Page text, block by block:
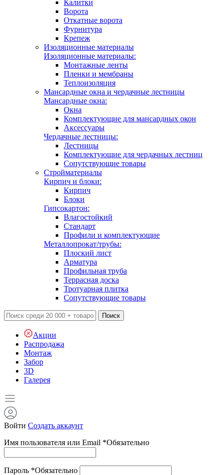
Калитки
Ворота
Откатные ворота
Фурнитура
Крепеж
Изоляционные материалы
Изоляционные материалы:
Монтажные ленты
Пленки и мембраны
Теплоизоляция
Мансардные окна и чердачные лестницы
Мансардные окна:
Окна
Комплектующие для мансардных окон
Аксессуары
Чердачные лестницы:
Лестницы
Комплектующие для чердачных лестниц
Сопутствующие товары
Стройматериалы
Кирпич и блоки:
Кирпич
Блоки
Гипсокартон:
Влагостойкий
Стандарт
Профили и комплектующие
Металлопрокат/трубы:
Плоский лист
Арматура
Профильная труба
Террасная доска
Тротуарная плитка
Сопутствующие товары
Поиск
Акции
Распродажа
Монтаж
Забор
3D
Галерея
Войти Создать аккаунт
Имя пользователя или Email *Обязательно
Пароль *Обязательно